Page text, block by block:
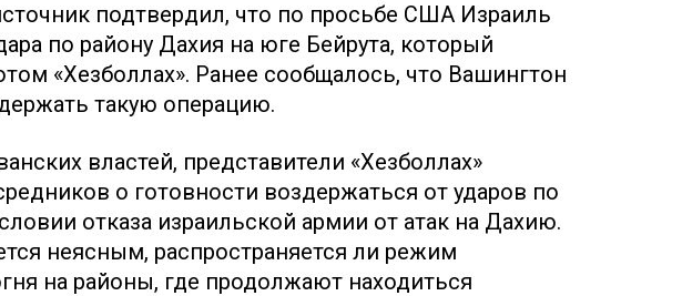
подтвердил, что по просьбе США Израиль
по району Дахия на юге Бейрута, который
«Хезболлах». Ранее сообщалось, что Вашингтон
такую операцию.
властей, представители «Хезболлах»
о готовности воздержаться от ударов по
отказа израильской армии от атак на Дахию.
неясным, распространяется ли режим
на районы, где продолжают находиться